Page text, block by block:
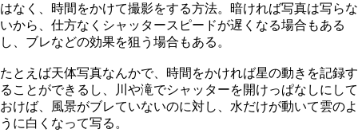
はなく、時間をかけて撮影をする方法。暗ければ写真は写らな
いから、仕方なくシャッタースピードが遅くなる場合もある
し、ブレなどの効果を狙う場合もある。
たとえば天体写真なんかで、時間をかければ星の動きを記録す
ることができるし、川や滝でシャッターを開けっぱなしにして
おけば、風景がブレていないのに対し、水だけが動いて雲のよ
うに白くなって写る。